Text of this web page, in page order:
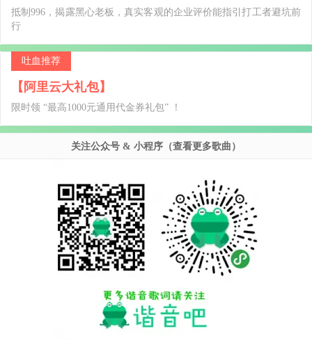
抵制996，揭露黑心老板，真实客观的企业评价能指引打工者避坑前
行
吐血推荐
【阿里云大礼包】
限时领 “最高1000元通用代金券礼包” ！
关注公众号 & 小程序（查看更多歌曲）